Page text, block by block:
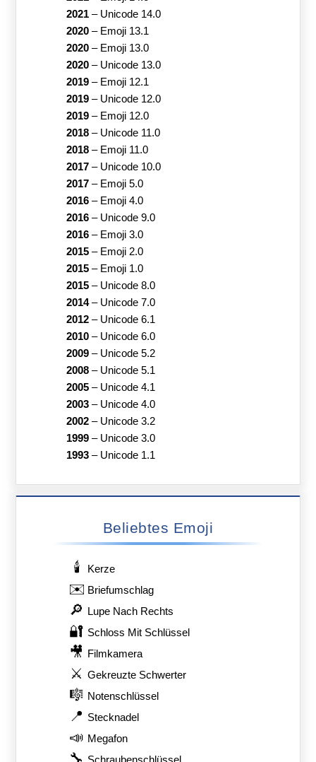
2021– Unicode 14.0
2020– Emoji 13.1
2020– Emoji 13.0
2020– Unicode 13.0
2019– Emoji 12.1
2019– Unicode 12.0
2019– Emoji 12.0
2018– Unicode 11.0
2018– Emoji 11.0
2017– Unicode 10.0
2017– Emoji 5.0
2016– Emoji 4.0
2016– Unicode 9.0
2016– Emoji 3.0
2015– Emoji 2.0
2015– Emoji 1.0
2015– Unicode 8.0
2014– Unicode 7.0
2012– Unicode 6.1
2010– Unicode 6.0
2009– Unicode 5.2
2008– Unicode 5.1
2005– Unicode 4.1
2003– Unicode 4.0
2002– Unicode 3.2
1999– Unicode 3.0
1993– Unicode 1.1
Beliebtes Emoji
🕯️ Kerze
✉️ Briefumschlag
🔎 Lupe Nach Rechts
🔐 Schloss Mit Schlüssel
🎥 Filmkamera
⚔️ Gekreuzte Schwerter
🎼 Notenschlüssel
📍 Stecknadel
📣 Megafon
🔧